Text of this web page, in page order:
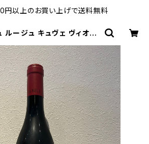
円以上のお買い上げで送料無料
ルージュ キュヴェ ヴィオレ
| ワインショップローブ